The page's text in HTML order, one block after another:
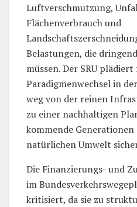
Luftverschmutzung,
Flächenverbrauch und
Belastungen, die
müssen. Der SRU
Paradigmenwechsel in
weg von der reinen
zu einer nachhaltigen
kommende
natürlichen Umwelt
Die Finanzierungs- und
im
kritisiert, da sie zu